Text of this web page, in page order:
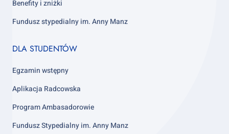
Benefity i zniżki
Fundusz stypedialny im. Anny Manz
Footer
4
DLA STUDENTÓW
Egzamin wstępny
Aplikacja Radcowska
Program Ambasadorowie
Fundusz Stypedialny im. Anny Manz